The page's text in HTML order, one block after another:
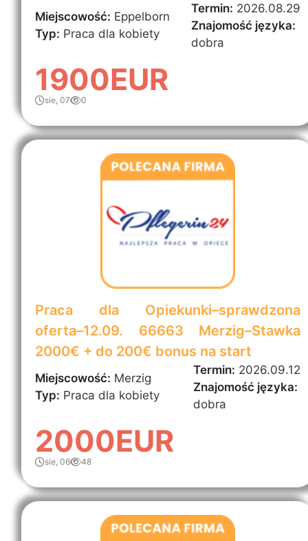
Miejscowość: Eppelborn
Typ: Praca dla kobiety
Termin: 2026.08.29
Znajomość języka:
dobra
1900EUR
sie, 07 0
Praca dla Opiekunki–sprawdzona
oferta–12.09. 66663 Merzig–Stawka
2000€ + do 200€ bonus na start
Miejscowość: Merzig
Typ: Praca dla kobiety
Termin: 2026.09.12
Znajomość języka:
dobra
2000EUR
sie, 06 48